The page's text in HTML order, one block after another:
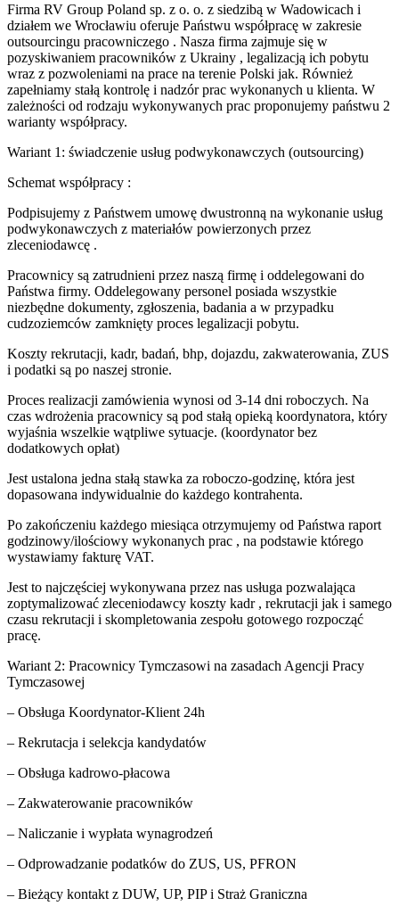
Firma RV Group Poland sp. z o. o. z siedzibą w Wadowicach i
działem we Wrocławiu oferuje Państwu współpracę w zakresie
outsourcingu pracowniczego . Nasza firma zajmuje się w
pozyskiwaniem pracowników z Ukrainy , legalizacją ich pobytu
wraz z pozwoleniami na prace na terenie Polski jak. Również
zapełniamy stałą kontrolę i nadzór prac wykonanych u klienta. W
zależności od rodzaju wykonywanych prac proponujemy państwu 2
warianty współpracy.
Wariant 1: świadczenie usług podwykonawczych (outsourcing)
Schemat współpracy :
Podpisujemy z Państwem umowę dwustronną na wykonanie usług
podwykonawczych z materiałów powierzonych przez
zleceniodawcę .
Pracownicy są zatrudnieni przez naszą firmę i oddelegowani do
Państwa firmy. Oddelegowany personel posiada wszystkie
niezbędne dokumenty, zgłoszenia, badania a w przypadku
cudzoziemców zamknięty proces legalizacji pobytu.
Koszty rekrutacji, kadr, badań, bhp, dojazdu, zakwaterowania, ZUS
i podatki są po naszej stronie.
Proces realizacji zamówienia wynosi od 3-14 dni roboczych. Na
czas wdrożenia pracownicy są pod stałą opieką koordynatora, który
wyjaśnia wszelkie wątpliwe sytuacje. (koordynator bez
dodatkowych opłat)
Jest ustalona jedna stałą stawka za roboczo-godzinę, która jest
dopasowana indywidualnie do każdego kontrahenta.
Po zakończeniu każdego miesiąca otrzymujemy od Państwa raport
godzinowy/ilościowy wykonanych prac , na podstawie którego
wystawiamy fakturę VAT.
Jest to najczęściej wykonywana przez nas usługa pozwalająca
zoptymalizować zleceniodawcy koszty kadr , rekrutacji jak i samego
czasu rekrutacji i skompletowania zespołu gotowego rozpocząć
pracę.
Wariant 2: Pracownicy Tymczasowi na zasadach Agencji Pracy
Tymczasowej
– Obsługa Koordynator-Klient 24h
– Rekrutacja i selekcja kandydatów
– Obsługa kadrowo-płacowa
– Zakwaterowanie pracowników
– Naliczanie i wypłata wynagrodzeń
– Odprowadzanie podatków do ZUS, US, PFRON
– Bieżący kontakt z DUW, UP, PIP i Straż Graniczna